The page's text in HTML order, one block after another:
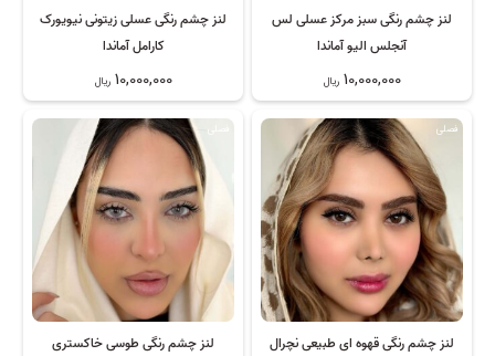
لنز چشم رنگی سبز مرکز عسلی لس
آنجلس الیو آماندا
10,000,000 ریال
لنز چشم رنگی عسلی زیتونی نیویورک
کارامل آماندا
10,000,000 ریال
لنز چشم رنگی قهوه ای طبیعی نچرال
فصلی
لنز چشم رنگی طوسی خاکستری